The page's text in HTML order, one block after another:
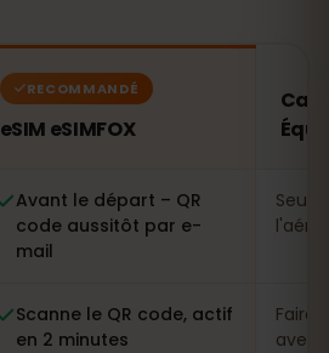
RECOMMANDÉ
eSIM eSIMFOX
Avant le départ – QR
code aussitôt par e-
mail
Scanne le QR code, actif
en 2 minutes
Faire
avec